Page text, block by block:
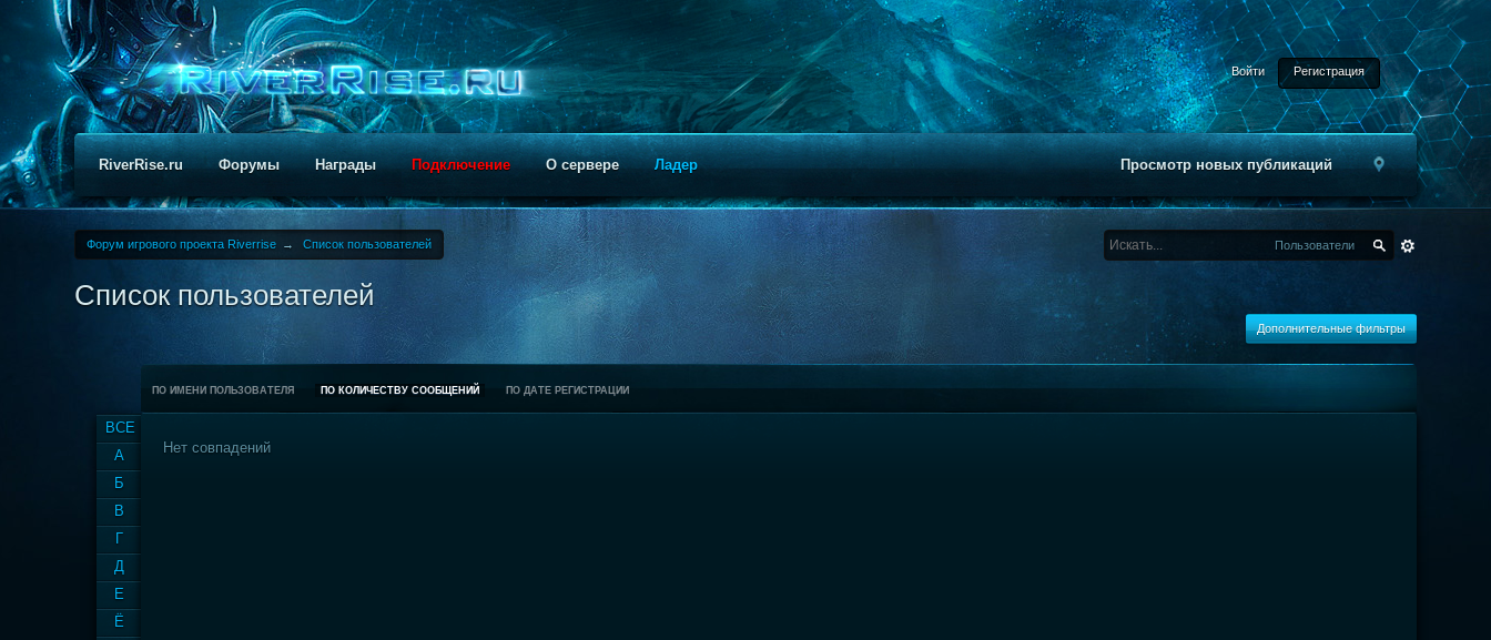
Войти Регистрация
Просмотр новых публикаций
RiverRise.ru Форумы Награды Подключение О сервере Ладер
Форум игрового проекта Riverrise → Список пользователей Пользователи
Список пользователей
Дополнительные фильтры
ВСЕ
А
Б
В
Г
Д
Е
Ё
ПО ИМЕНИ ПОЛЬЗОВАТЕЛЯ ПО КОЛИЧЕСТВУ СООБЩЕНИЙ ПО ДАТЕ РЕГИСТРАЦИИ
Нет совпадений